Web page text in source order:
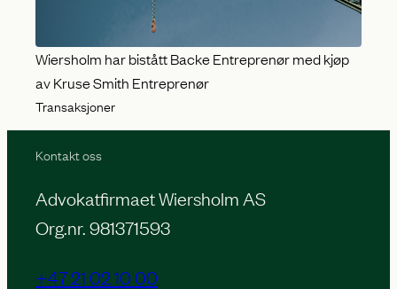
Wiersholm har bistått Backe Entreprenør med kjøp
av Kruse Smith Entreprenør
Transaksjoner
Kontakt oss
Advokatfirmaet Wiersholm AS
Org.nr. 981371593
+47 21 02 10 00